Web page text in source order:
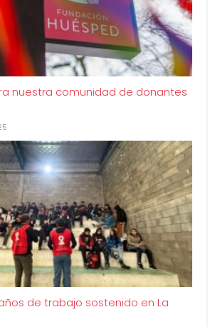
nuestra comunidad de donantes
de trabajo sostenido en La